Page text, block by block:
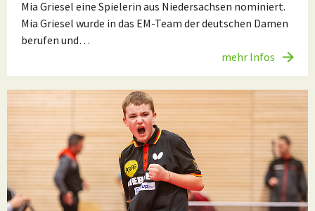
Mia Griesel eine Spielerin aus Niedersachsen nominiert.
Mia Griesel wurde in das EM-Team der deutschen Damen
berufen und…
mehr Infos